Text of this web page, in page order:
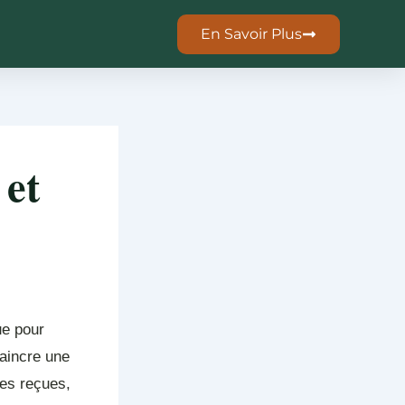
En Savoir Plus
pour
une
reçues,